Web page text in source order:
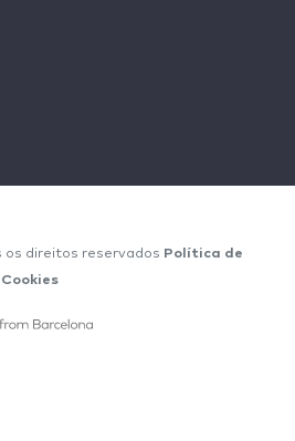
os direitos reservados Política de